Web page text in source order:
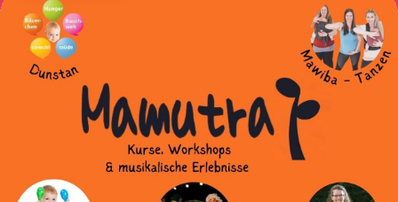
Mawiba - Tanzen für Frauen & (werdende) Mamas
Apr 26
Ich fand die Mischung aus Gymnastik und Tanzen
Mawiba - Tanzen für Frauen & (werdende) Mamas